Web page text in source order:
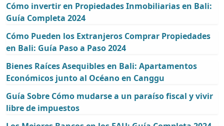
Cómo invertir en Propiedades Inmobiliarias en Bali:
Guía Completa 2024
Cómo Pueden los Extranjeros Comprar Propiedades
en Bali: Guía Paso a Paso 2024
Bienes Raíces Asequibles en Bali: Apartamentos
Económicos junto al Océano en Canggu
Guía Sobre Cómo mudarse a un paraíso fiscal y vivir
libre de impuestos